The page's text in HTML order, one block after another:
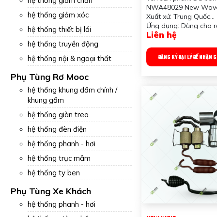
hệ thống giảm xóc
hệ thống thiết bị lái
hệ thống truyền động
hệ thống nội & ngoại thất
Phụ Tùng Rơ Mooc
hệ thống khung dầm chính /
khung gầm
hệ thống giàn treo
hệ thống đèn điện
hệ thống phanh - hơi
hệ thống trục mâm
hệ thống ty ben
Phụ Tùng Xe Khách
hệ thống phanh - hơi
NWA48029 New
Xuất xứ: Trung Quốc
Ứng dụng: Dùng cho
Công dụng sản phẩm:
Quy chuẩn đóng gói:
100 cái/ thùng
Liên hệ
ĐĂNG KÝ ĐẠI LÝ ĐỂ NHẬN